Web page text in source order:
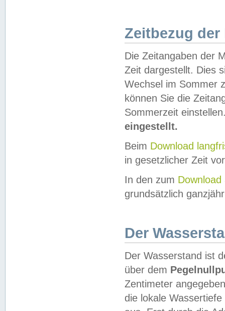
Zeitbezug der
Die Zeitangaben der
Zeit dargestellt. Dies
Wechsel im Sommer
können Sie die
Sommerzeit
eingestellt.
Beim Download
in gesetzlicher Zeit
In den zum Download
grundsätzlich
Der
Der Wasserstand ist
über dem
Zentimeter
die lokale